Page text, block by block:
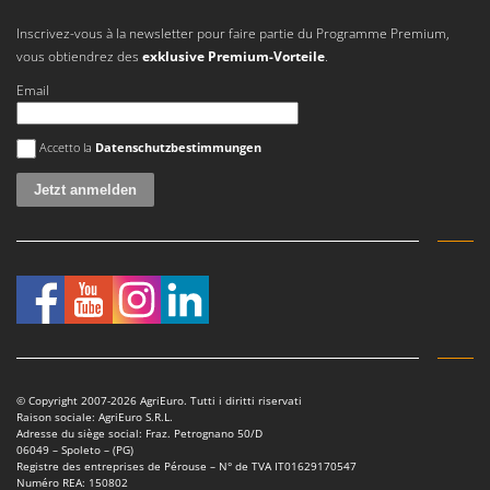
Outdoorchef
P
Palazzetti
Palumbo Pavi
Partisani
Paterlini
Philips
Pramac
Prismafood
R
Rato
Reber
Redback
Inscrivez-vous à la newsletter pour faire partie du Programme Premium,
vous obtiendrez des exklusive Premium-Vorteile.
Email
Es ist ein Fehler aufgetreten
Accetto la Datenschutzbestimmungen
© Copyright 2007-2026 AgriEuro. Tutti i diritti riservati
Raison sociale: AgriEuro S.R.L.
Adresse du siège social: Fraz. Petrognano 50/D
06049 – Spoleto – (PG)
Registre des entreprises de Pérouse – N° de TVA IT01629170547
Numéro REA: 150802